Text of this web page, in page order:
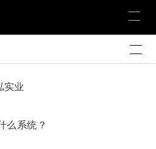
实业
么系统？